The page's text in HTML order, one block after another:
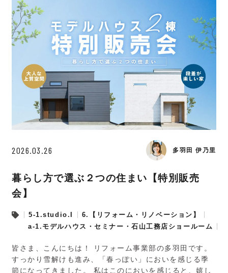
2026.03.26 多羽田 伊乃里
暮らし方で選ぶ２つの住まい【特別販売
会】
5-1.studio.I
6.【リフォーム・リノベーション】
a-1.モデルハウス・セミナー・石山工務店ショールーム
皆さま、こんにちは！ リフォーム事業部の多羽田です。
すっかり雪解けも進み、「春っぽい」においを感じる季
節になってきました。 私はこのにおいを感じると、嬉し